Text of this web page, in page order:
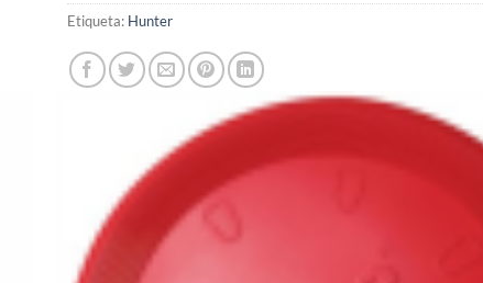
Etiqueta: Hunter